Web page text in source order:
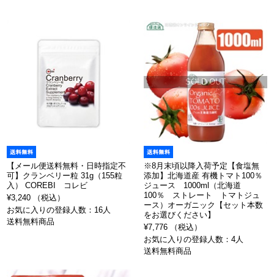
【メール便送料無料・日時指定不
可】クランベリー粒 31g（155粒
入） COREBI コレビ
¥3,240 （税込）
お気に入りの登録人数：16人
送料無料商品
SOLD OUT
※8月末頃以降入荷予定【食塩無
添加】北海道産 有機トマト100％
ジュース 1000ml（北海道
100％ ストレート トマトジュ
ース）オーガニック【セット本数
をお選びください】
¥7,776 （税込）
お気に入りの登録人数：4人
送料無料商品